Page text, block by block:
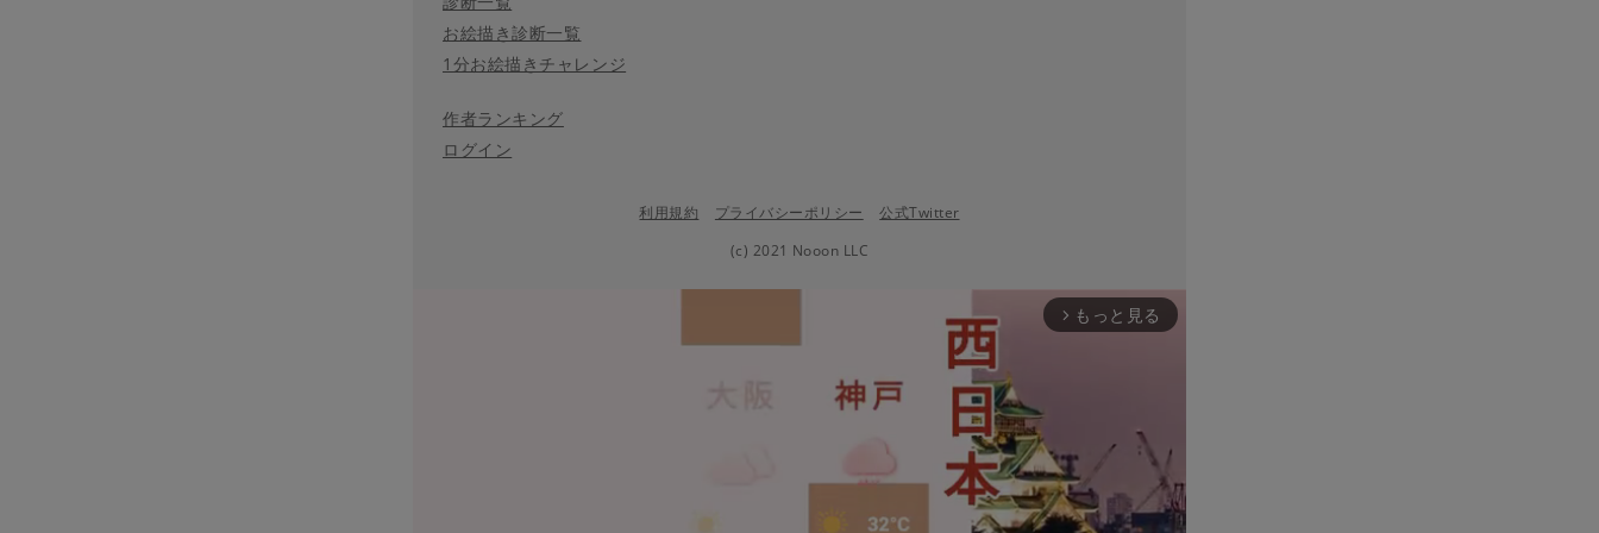
お絵描き診断一覧
1分お絵描きチャレンジ
作者ランキング
ログイン
利用規約 プライバシーポリシー
公式Twitter
(c) 2021 Nooon LLC
arrow_forward_ios もっと見る